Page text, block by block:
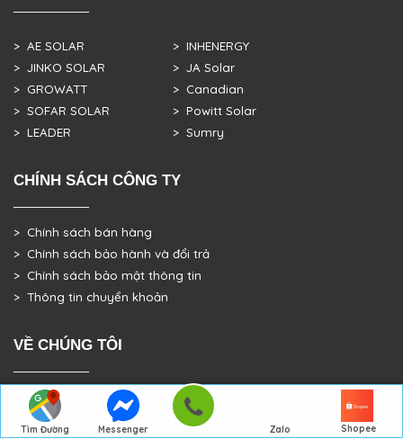
Tìm Đường
Messenger Zalo Shopee
> AE SOLAR
> JINKO SOLAR
> GROWATT
> SOFAR SOLAR
> LEADER
> INHENERGY
> JA Solar
> Canadian
> Powitt Solar
> Sumry
CHÍNH SÁCH CÔNG TY
> Chính sách bán hàng
> Chính sách bảo hành và đổi trả
> Chính sách bảo mật thông tin
> Thông tin chuyển khoản
VỀ CHÚNG TÔI
> GIỚI THIỆU
> TRANG CHỦ